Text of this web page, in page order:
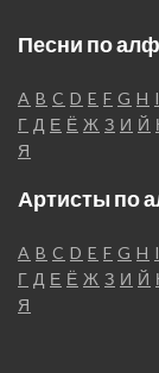
Песни по
A B C D E F G H I
Г Д Е Ё Ж З И Й
Я
Артисты по
A B C D E F G H I
Г Д Е Ё Ж З И Й
Я